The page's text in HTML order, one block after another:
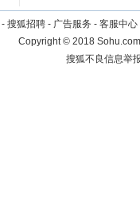
- 搜狐招聘 - 广告服务 - 客服中心
Copyright©2018
搜狐不良信息举